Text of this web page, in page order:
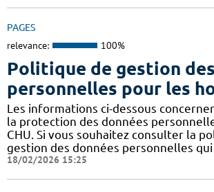
PAGES
relevance: 100%
Politique de gestion
personnelles pour les
Les informations ci-dessous
la protection des données
CHU. Si vous souhaitez consulter la
gestion des données personnelles
18/02/2026 15:25